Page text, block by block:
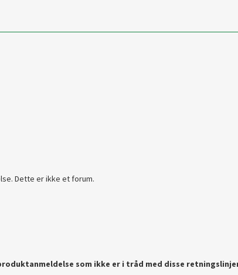
Dette er ikke et forum.
som ikke er i tråd med disse